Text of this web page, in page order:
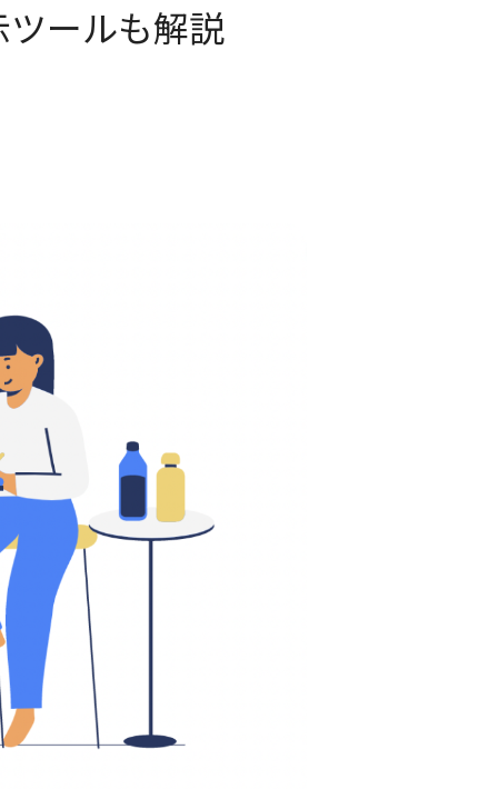
ールも解説